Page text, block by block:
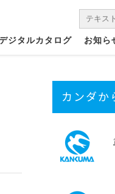
ジタルカタログ お知ら
カンダか